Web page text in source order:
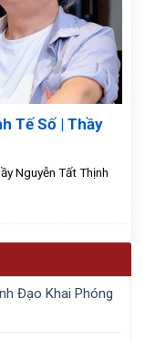
Tế Số | Thầy
Nguyễn Tất Thịnh
Đạo Khai Phóng